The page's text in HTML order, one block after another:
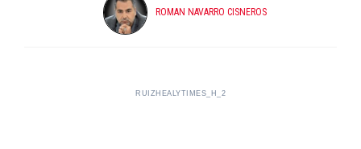
ROMAN NAVARRO CISNEROS
RUIZHEALYTIMES_H_2